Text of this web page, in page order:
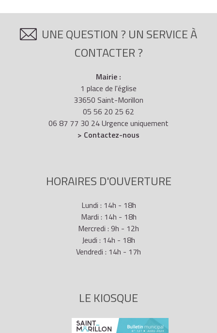
UNE QUESTION ? UN SERVICE À
CONTACTER ?
Mairie :
1 place de l'église
33650 Saint-Morillon
05 56 20 25 62
06 87 77 30 24 Urgence uniquement
> Contactez-nous
HORAIRES D'OUVERTURE
Lundi : 14h - 18h
Mardi : 14h - 18h
Mercredi : 9h - 12h
Jeudi : 14h - 18h
Vendredi : 14h - 17h
LE KIOSQUE